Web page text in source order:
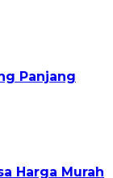
Panjang
Harga Murah